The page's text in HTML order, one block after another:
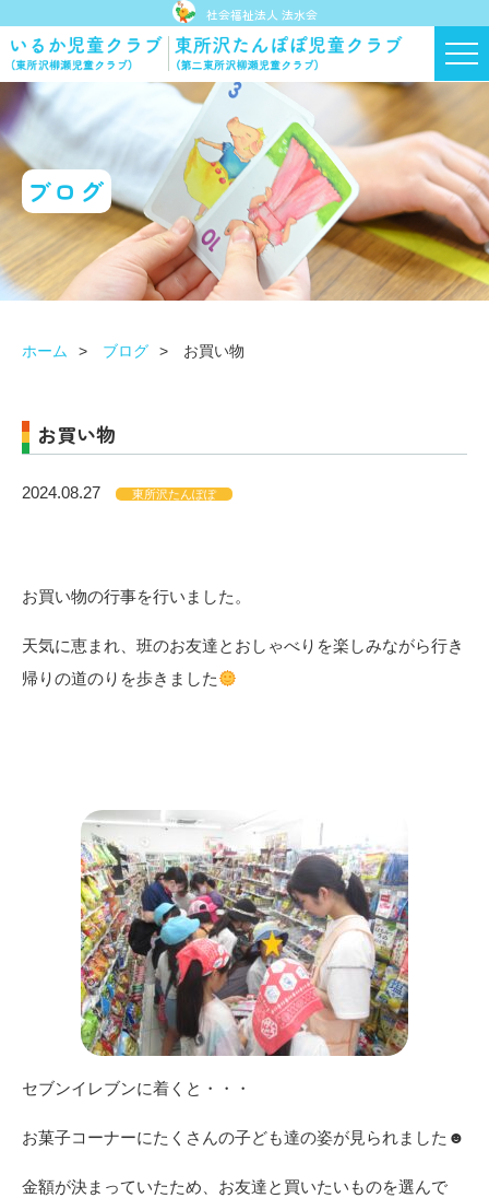
社会福祉法人 法水会
ブログ
ホーム ブログ お買い物
お買い物
2024.08.27 東所沢たんぽぽ
お買い物の行事を行いました。
天気に恵まれ、班のお友達とおしゃべりを楽しみながら行き
帰りの道のりを歩きました
セブンイレブンに着くと・・・
お菓子コーナーにたくさんの子ども達の姿が見られました☻
金額が決まっていたため、お友達と買いたいものを選んで